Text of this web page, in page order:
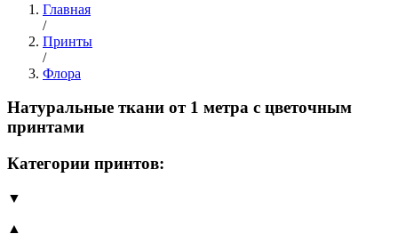
Главная
/
Принты
/
Флора
Натуральные ткани от 1 метра с цветочным
принтами
Категории принтов:
▼
▲